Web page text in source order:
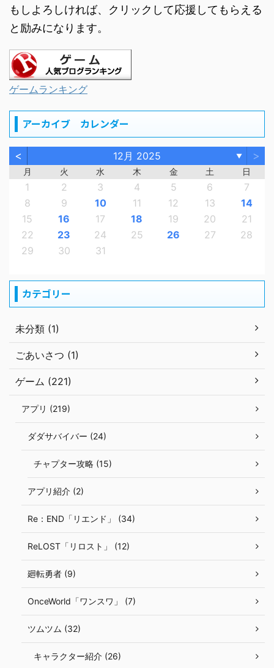
もしよろしければ、クリックして応援してもらえる
と励みになります。
ゲームランキング
アーカイブ カレンダー
< 12月 2025 ▼ >
月 火 水 木 金 土 日
1 2 3 4 5 6
7
8
9 10 11 12 13
14
15
16 17 18 19 20
21
22
23 24 25 26 27
28
29
30 31
カテゴリー
未分類 (1)
ごあいさつ (1)
ゲーム (221)
アプリ (219)
ダダサバイバー (24)
チャプター攻略 (15)
アプリ紹介 (2)
Re：END「リエンド」 (34)
ReLOST「リロスト」 (12)
廻転勇者 (9)
OnceWorld「ワンスワ」 (7)
ツムツム (32)
キャラクター紹介 (26)